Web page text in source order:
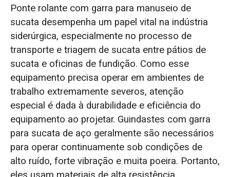
Ponte rolante com garra para manuseio de
sucata desempenha um papel vital na indústria
siderúrgica, especialmente no processo de
transporte e triagem de sucata entre pátios de
sucata e oficinas de fundição. Como esse
equipamento precisa operar em ambientes de
trabalho extremamente severos, atenção
especial é dada à durabilidade e eficiência do
equipamento ao projetar. Guindastes com garra
para sucata de aço geralmente são necessários
para operar continuamente sob condições de
alto ruído, forte vibração e muita poeira. Portanto,